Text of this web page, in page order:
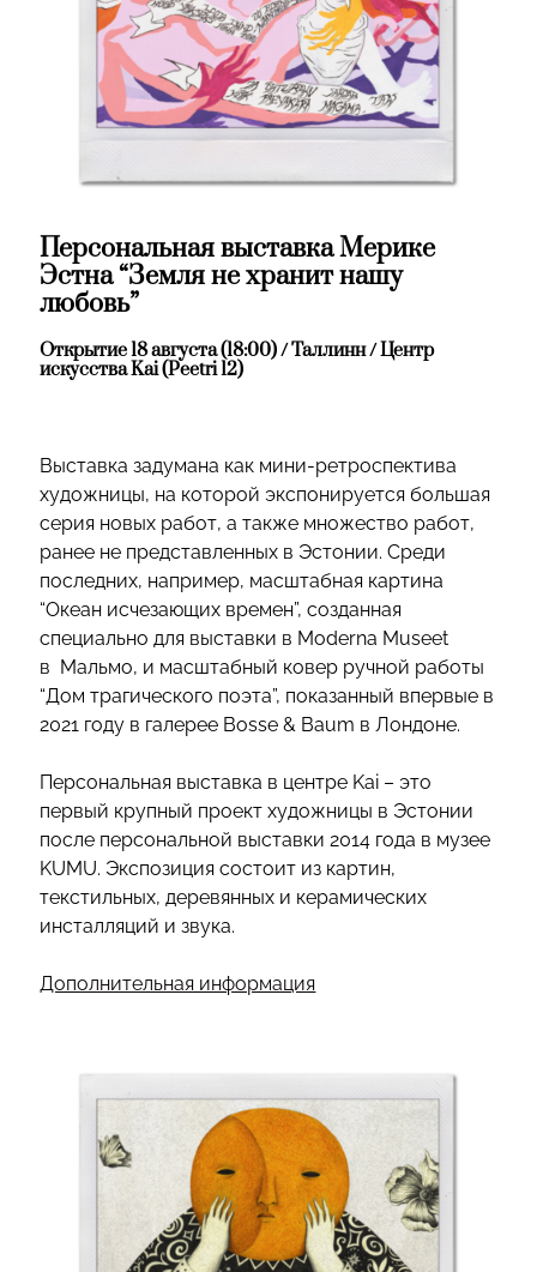
Персональная выставка Мерике
Эстна “Земля не хранит нашу
любовь”
Открытие 18 августа (18:00) / Таллинн / Центр
искусства Kai (Peetri 12)
Выставка задумана как мини-ретроспектива
художницы, на которой экспонируется большая
серия новых работ, а также множество работ,
ранее не представленных в Эстонии. Среди
последних, например, масштабная картина
“Океан исчезающих времен”, созданная
специально для выставки в Moderna Museet
в Мальмо, и масштабный ковер ручной работы
“Дом трагического поэта”, показанный впервые в
2021 году в галерее Bosse & Baum в Лондоне.
Персональная выставка в центре Kai – это
первый крупный проект художницы в Эстонии
после персональной выставки 2014 года в музее
KUMU. Экспозиция состоит из картин,
текстильных, деревянных и керамических
инсталляций и звука.
Дополнительная информация